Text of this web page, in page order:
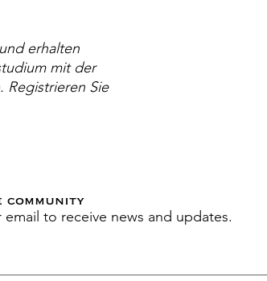
erhalten
mit der
Registrieren Sie
community
to receive news and updates.